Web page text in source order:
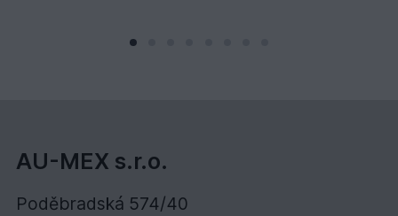
AU-MEX s.r.o.
Poděbradská 574/40